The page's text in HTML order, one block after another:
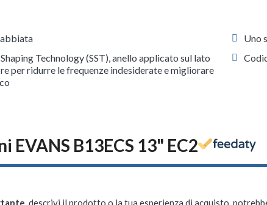
Technology (SST), anello applicato sul lato
per ridurre le frequenze indesiderate e migliorare
Uno
EVANS B13ECS 13" EC2
, descrivi il prodotto o la tua esperienza di acquisto,